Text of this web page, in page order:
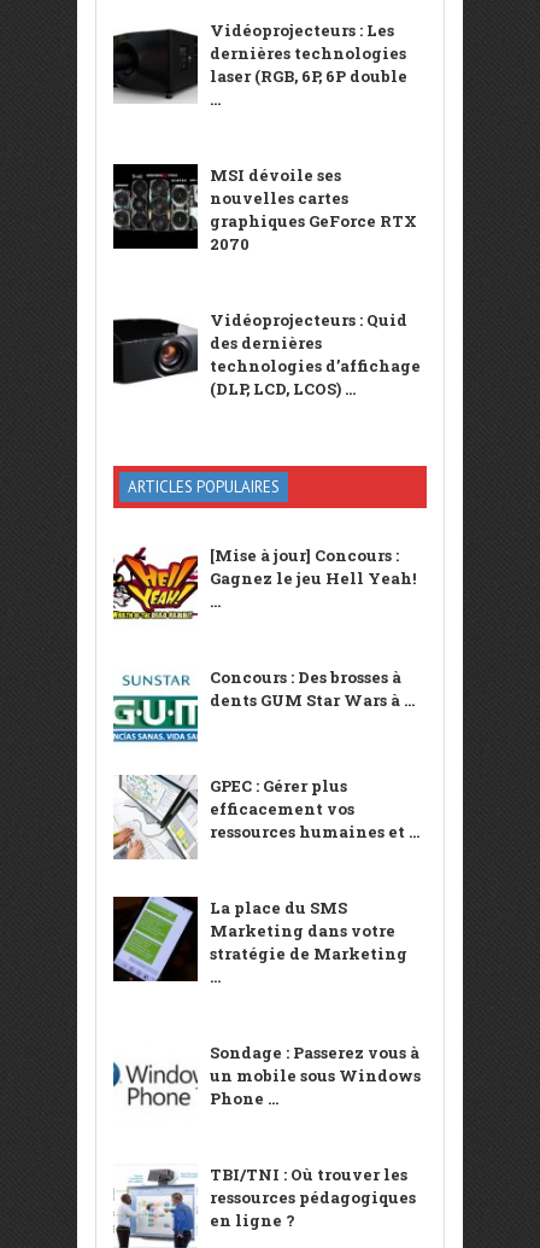
Vidéoprojecteurs : Les
dernières technologies
laser (RGB, 6P, 6P double
...
MSI dévoile ses
nouvelles cartes
graphiques GeForce RTX
2070
Vidéoprojecteurs : Quid
des dernières
technologies d’affichage
(DLP, LCD, LCOS) ...
ARTICLES POPULAIRES
[Mise à jour] Concours :
Gagnez le jeu Hell Yeah!
...
Concours : Des brosses à
dents GUM Star Wars à ...
GPEC : Gérer plus
efficacement vos
ressources humaines et ...
La place du SMS
Marketing dans votre
stratégie de Marketing
...
Sondage : Passerez vous à
un mobile sous Windows
Phone ...
TBI/TNI : Où trouver les
ressources pédagogiques
en ligne ?